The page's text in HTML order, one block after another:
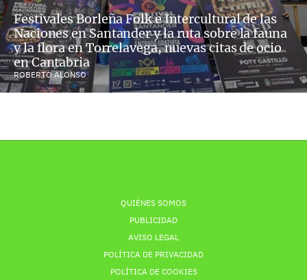
Festivales Borleña Folk e Intercultural de las
Naciones en Santander y la ruta sobre la fauna
y la flora en Torrelavega, nuevas citas de ocio
en Cantabria
ROBERTO ALONSO
QUIÉNES SOMOS
PUBLICIDAD
AVISO LEGAL
POLÍTICA DE PRIVACIDAD
POLÍTICA DE COOKIES